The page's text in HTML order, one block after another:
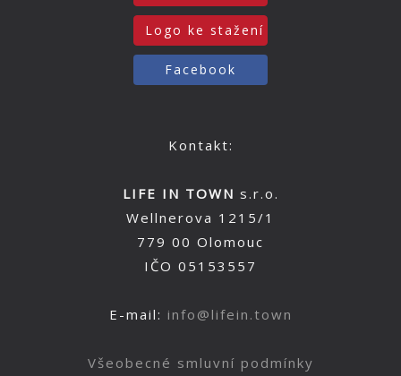
Logo ke stažení
Facebook
Kontakt:
LIFE IN TOWN s.r.o.
Wellnerova 1215/1
779 00 Olomouc
IČO 05153557
E-mail: info@lifein.town
Všeobecné smluvní podmínky